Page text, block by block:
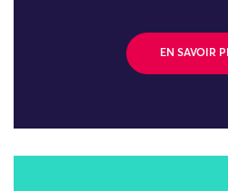
EN SAVOIR